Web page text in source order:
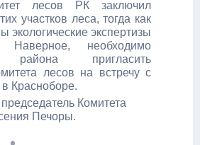
лесов РК заключил
участков леса, тогда как
экологические экспертизы
Наверное, необходимо
района пригласить
лесов на встречу с
Красноборе.
Комитета
Печоры.